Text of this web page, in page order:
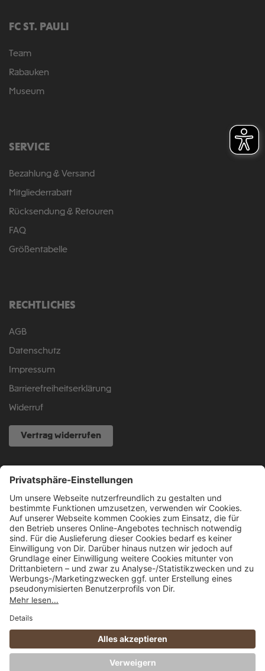
FC ST. PAULI
Team
Rabauken
Museum
SERVICE
Bezahlung & Versand
Mitgliederrabatt
Rücksendung & Retouren
FAQ
Größentabelle
RECHTLICHES
AGB
Datenschutz
Impressum
Barrierefreiheitserklärung
Widerruf
Vertrag widerrufen
NOCH FRAGEN?
040 317 874 888
info@fcsp-shop.com
Nachnahmegebühren, wenn nicht anders angegeben.